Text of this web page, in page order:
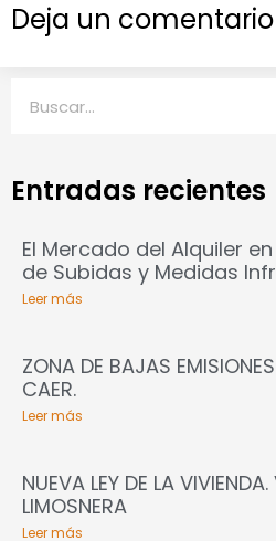
Deja un comentario
Entradas recientes
El Mercado del Alquiler
de Subidas y Medidas
Leer más
ZONA DE BAJAS
CAER.
Leer más
NUEVA LEY DE LA
LIMOSNERA
Leer más